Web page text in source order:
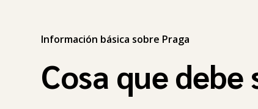
Información básica sobre Praga
Cosa que debe